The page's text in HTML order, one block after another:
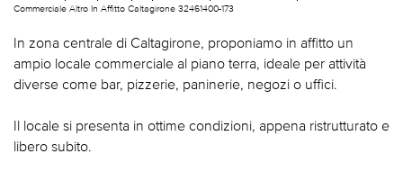
Commerciale Altro In Affitto Caltagirone 32461400-173
In zona centrale di Caltagirone, proponiamo in affitto un
ampio locale commerciale al piano terra, ideale per attività
diverse come bar, pizzerie, paninerie, negozi o uffici.
Il locale si presenta in ottime condizioni, appena ristrutturato e
libero subito.